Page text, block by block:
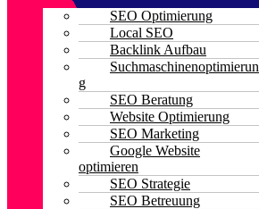
SEO Optimierung
Local SEO
Backlink Aufbau
Suchmaschinenoptimierun
g
SEO Beratung
Website Optimierung
SEO Marketing
Google Website
optimieren
SEO Strategie
SEO Betreuung